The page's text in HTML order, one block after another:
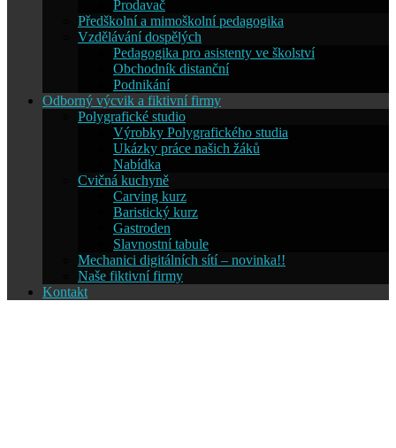
Prodavač
Předškolní a mimoškolní pedagogika
Vzdělávání dospělých
Pedagogika pro asistenty ve školství
Obchodník distanční
Podnikání
Odborný výcvik a fiktivní firmy
Polygrafické studio
Výrobky Polygrafického studia
Ukázky práce našich žáků
Nabídka
Cvičná kuchyně
Carving kurz
Baristický kurz
Gastroden
Slavnostní tabule
Mechanici digitálních sítí – novinka!!
Naše fiktivní firmy
Kontakt